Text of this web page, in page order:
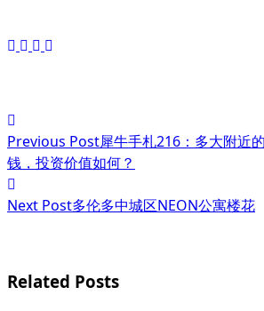
<span
class="nav-
subtitle
screen-
text">Page</span>
Previous Post犀牛手札216：多大附近
钱，投资价值如何？
Next Post多伦多中城区NEON公寓楼花
Related Posts